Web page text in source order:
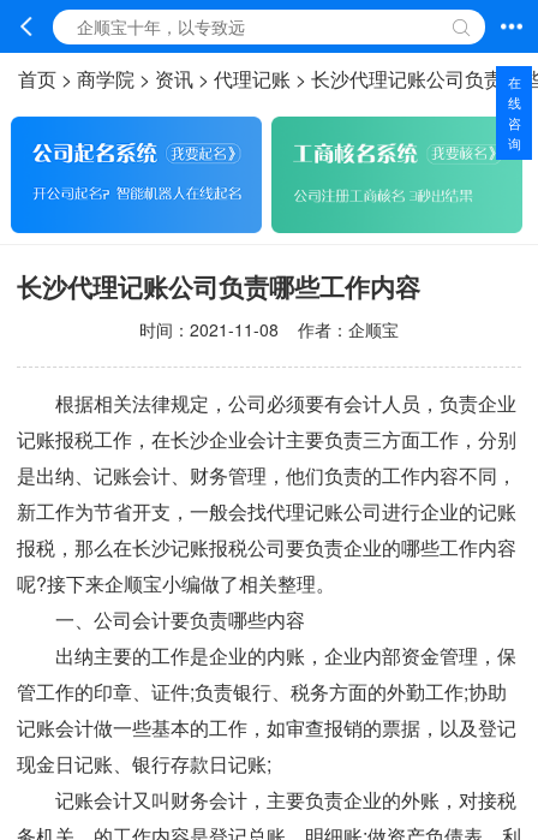
首页 > 商学院 > 资讯 > 代理记账 > 长沙代理记账公司负责哪
长沙代理记账公司负责哪些工作内容
时间： 2021-11-08 作者：企顺宝
根据相关法律规定，公司必须要有会计人员，负责企业
记账报税工作，在长沙企业会计主要负责三方面工作，分别
是出纳、记账会计、财务管理，他们负责的工作内容不同，
新工作为节省开支，一般会找代理记账公司进行企业的记账
报税，那么在长沙记账报税公司要负责企业的哪些工作内容
呢?接下来企顺宝小编做了相关整理。
一、公司会计要负责哪些内容
出纳主要的工作是企业的内账，企业内部资金管理，保
管工作的印章、证件;负责银行、税务方面的外勤工作;协助
记账会计做一些基本的工作，如审查报销的票据，以及登记
现金日记账、银行存款日记账;
记账会计又叫财务会计，主要负责企业的外账，对接税
在
线
咨
询